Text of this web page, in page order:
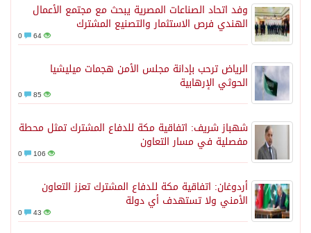
وفد اتحاد الصناعات المصرية يبحث مع مجتمع الأعمال
الهندي فرص الاستثمار والتصنيع المشترك
64
الرياض ترحب بإدانة مجلس الأمن هجمات ميليشيا
الحوثي الإرهابية
85
شهباز شريف: اتفاقية مكة للدفاع المشترك تمثل محطة
مفصلية في مسار التعاون
106
أردوغان: اتفاقية مكة للدفاع المشترك تعزز التعاون
الأمني ولا تستهدف أي دولة
43